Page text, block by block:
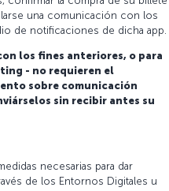
una comunicación con los
de notificaciones de dicha app.
los fines anteriores, o para
- no requieren el
sobre comunicación
sin recibir antes su
necesarias para dar
de los Entornos Digitales u